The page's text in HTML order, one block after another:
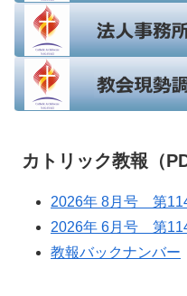
カトリック教報（
2026年 8月号 第
2026年 6月号 第
教報バックナンバー